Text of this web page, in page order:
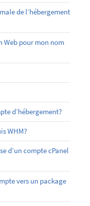
de l’hébergement
Web pour mon nom
d’hébergement?
WHM?
d’un compte cPanel
vers un package